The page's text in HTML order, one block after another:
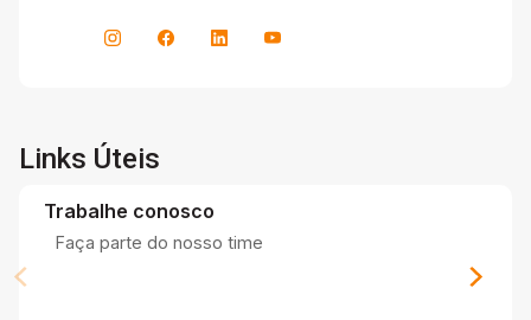
Links Úteis
Trabalhe conosco
Faça parte do nosso time